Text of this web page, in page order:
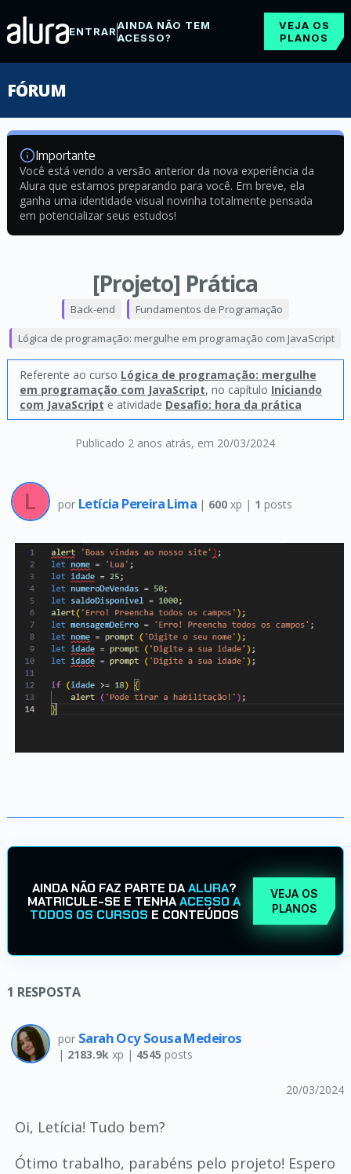
ENTRARAINDA NÃO TEM
ACESSO?
VEJA OS
PLANOS
FÓRUM
Importante
Você está vendo a versão anterior da nova experiência da
Alura que estamos preparando para você. Em breve, ela
ganha uma identidade visual novinha totalmente pensada
em potencializar seus estudos!
[Projeto] Prática
Publicado 2 anos atrás, em 20/03/2024
Back-end Fundamentos de Programação
Lógica de programação: mergulhe em programação com JavaScript
Referente ao curso Lógica de programação: mergulhe
em programação com JavaScript, no capítulo Iniciando
com JavaScript e atividade Desafio: hora da prática
por Letícia Pereira Lima | 600 xp | 1 posts
AINDA NÃO FAZ PARTE DAALURA?
MATRICULE-SE E TENHAACESSO A
TODOS OS CURSOS E CONTEÚDOS
VEJA OS
PLANOS
1 RESPOSTA
por Sarah Ocy Sousa Medeiros
| 2183.9kxp | 4545 posts
20/03/2024
Oi, Letícia! Tudo bem?
Ótimo trabalho, parabéns pelo projeto! Espero